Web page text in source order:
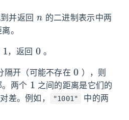
并返回 n 的二进制表示中两
。
1 ，返回 0。
隔开（可能不存在0 ），则
两个 1 之间的距离是它们的
差。例如，
"1001"
中的两